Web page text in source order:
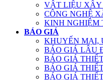
VẬT LIỆU XÂY
CÔNG NGHỆ
KINH NGHIỆM
BÁO GIÁ
KHUYẾN MẠI,
BÁO GIÁ LÂU
BÁO GIÁ
BÁO GIÁ
BÁO GIÁ